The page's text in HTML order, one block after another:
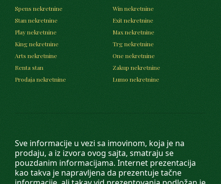
Sve informacije u vezi sa imovinom, koja je na
prodaju, a iz izvora ovog sajta, smatraju se
pouzdanim informacijama. Internet prezentacija
kao takva je napravljena da prezentuje tačne
Spens nekretnine
Win nekretnine
Stan nekretnine
Exit nekretnine
Play nekretnine
Max nekretnine
King nekretnine
Trg nekretnine
Arts nekretnine
One nekretnine
Renta stan
Zakup nekretnine
Prodaja nekretnine
Lumo nekretnine